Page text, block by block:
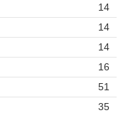
14
14
14
16
51
35